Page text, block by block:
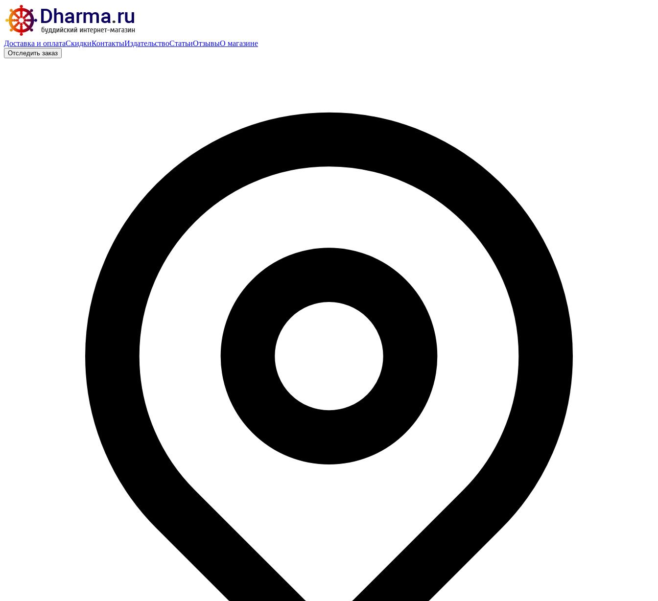
Доставка и оплатаСкидкиКонтактыИздательствоСтатьиОтзывыО магазине
Отследить заказ